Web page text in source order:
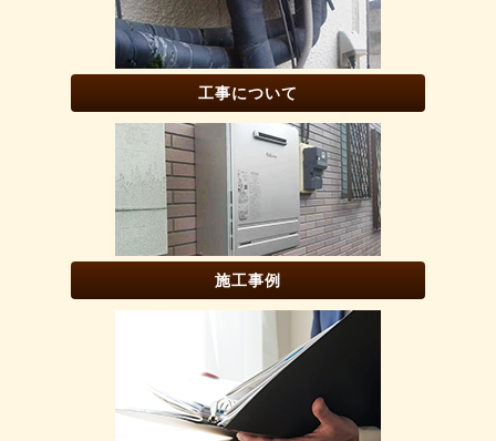
工事について
施工事例